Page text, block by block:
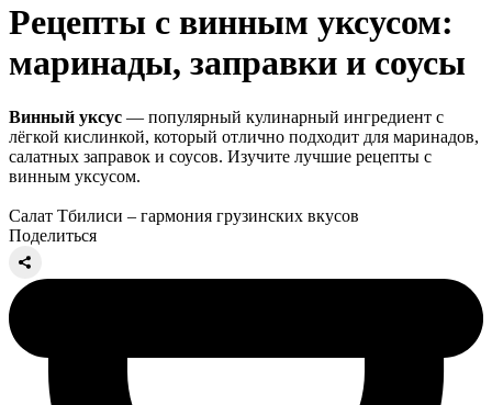
Рецепты с винным уксусом:
маринады, заправки и соусы
Винный уксус — популярный кулинарный ингредиент с
лёгкой кислинкой, который отлично подходит для маринадов,
салатных заправок и соусов. Изучите лучшие рецепты с
винным уксусом.
Салат Тбилиси – гармония грузинских вкусов
Поделиться